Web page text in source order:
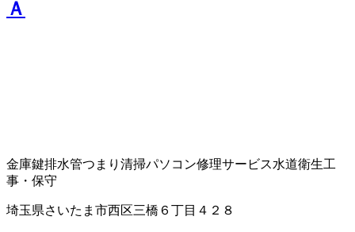
Ａ
金庫鍵排水管つまり清掃パソコン修理サービス水道衛生工
事・保守
埼玉県さいたま市西区三橋６丁目４２８